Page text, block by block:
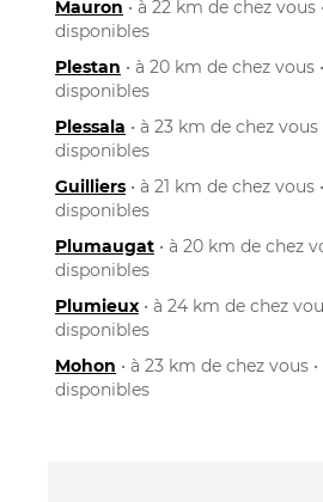
Mauron • à 22 km de chez
disponibles
Plestan • à 20 km de chez vous
disponibles
Plessala • à 23 km de chez
disponibles
Guilliers • à 21 km de chez
disponibles
Plumaugat • à 20 km de chez
disponibles
Plumieux • à 24 km de chez
disponibles
Mohon • à 23 km de chez vous
disponibles